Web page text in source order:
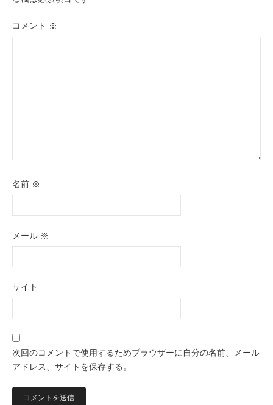
コメント ※
名前 ※
メール ※
サイト
次回のコメントで使用するためブラウザーに自分の名前、メール
アドレス、サイトを保存する。